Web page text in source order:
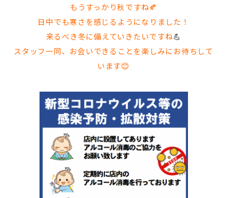
もうすっかり秋ですね🍂
日中でも寒さを感じるようになりました！
来るべき冬に備えていきたいですね💪
スタッフ一同、お会いできることを楽しみにお待ちして
います😊